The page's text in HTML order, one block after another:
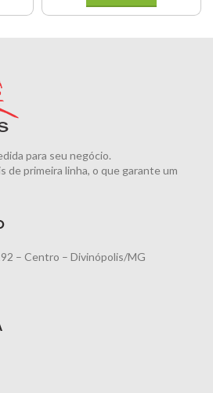
para seu negócio.
de primeira linha, o que garante um
– Centro – Divinópolis/MG